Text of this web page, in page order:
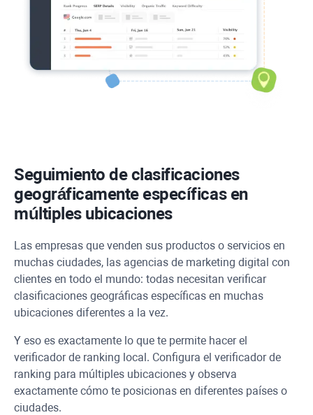
Seguimiento de clasificaciones
geográficamente específicas en
múltiples ubicaciones
Las empresas que venden sus productos o servicios en
muchas ciudades, las agencias de marketing digital con
clientes en todo el mundo: todas necesitan verificar
clasificaciones geográficas específicas en muchas
ubicaciones diferentes a la vez.
Y eso es exactamente lo que te permite hacer el
verificador de ranking local. Configura el verificador de
ranking para múltiples ubicaciones y observa
exactamente cómo te posicionas en diferentes países o
ciudades.